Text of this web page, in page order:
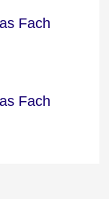
Fach
Fach